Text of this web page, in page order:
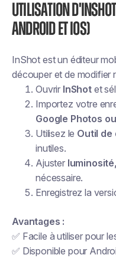
Utilisation
Android et iOS)
InShot est un éditeur
découper et de modifier
Ouvrir InShotet
Importez votre
Google Photos
Utilisez le Outil de
inutiles.
Ajuster
nécessaire.
Enregistrez la
Avantages :
✅ Facile à utiliser pour
✅ Disponible pour